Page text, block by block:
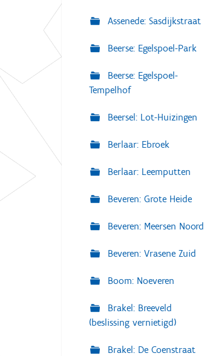
Assenede: Sasdijkstraat
Beerse: Egelspoel-Park
Beerse: Egelspoel-
Tempelhof
Beersel: Lot-Huizingen
Berlaar: Ebroek
Berlaar: Leemputten
Beveren: Grote Heide
Beveren: Meersen Noord
Beveren: Vrasene Zuid
Boom: Noeveren
Brakel: Breeveld
(beslissing vernietigd)
Brakel: De Coenstraat